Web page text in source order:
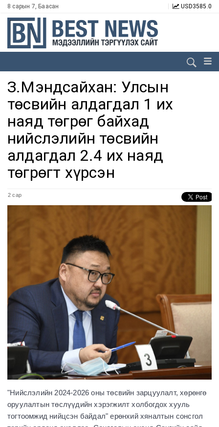
8 сарын 7, Баасан USD3585.0
З.Мэндсайхан: Улсын
төсвийн алдагдал 1 их
наяд төгрөг байхад
нийслэлийн төсвийн
алдагдал 2.4 их наяд
төгрөгт хүрсэн
2 сар
"Нийслэлийн 2024-2026 оны төсвийн зарцуулалт, хөрөнгө
оруулалтын төслүүдийн хэрэгжилт холбогдох хууль
тогтоомжид нийцсэн байдал" ерөнхий хяналтын сонсгол